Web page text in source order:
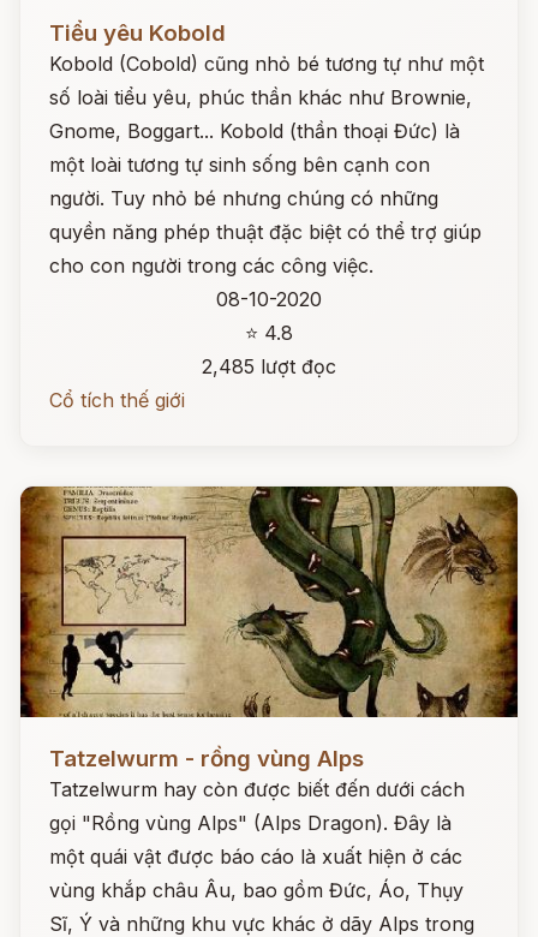
Đọc ngay
Tiểu yêu Kobold
Kobold (Cobold) cũng nhỏ bé tương tự như một
số loài tiểu yêu, phúc thần khác như Brownie,
Gnome, Boggart... Kobold (thần thoại Đức) là
một loài tương tự sinh sống bên cạnh con
người. Tuy nhỏ bé nhưng chúng có những
quyền năng phép thuật đặc biệt có thể trợ giúp
cho con người trong các công việc.
08-10-2020
⭐ 4.8
2,485 lượt đọc
Cổ tích thế giới
Tatzelwurm - rồng vùng Alps
Tatzelwurm hay còn được biết đến dưới cách
gọi "Rồng vùng Alps" (Alps Dragon). Đây là
một quái vật được báo cáo là xuất hiện ở các
vùng khắp châu Âu, bao gồm Đức, Áo, Thụy
Sĩ, Ý và những khu vực khác ở dãy Alps trong